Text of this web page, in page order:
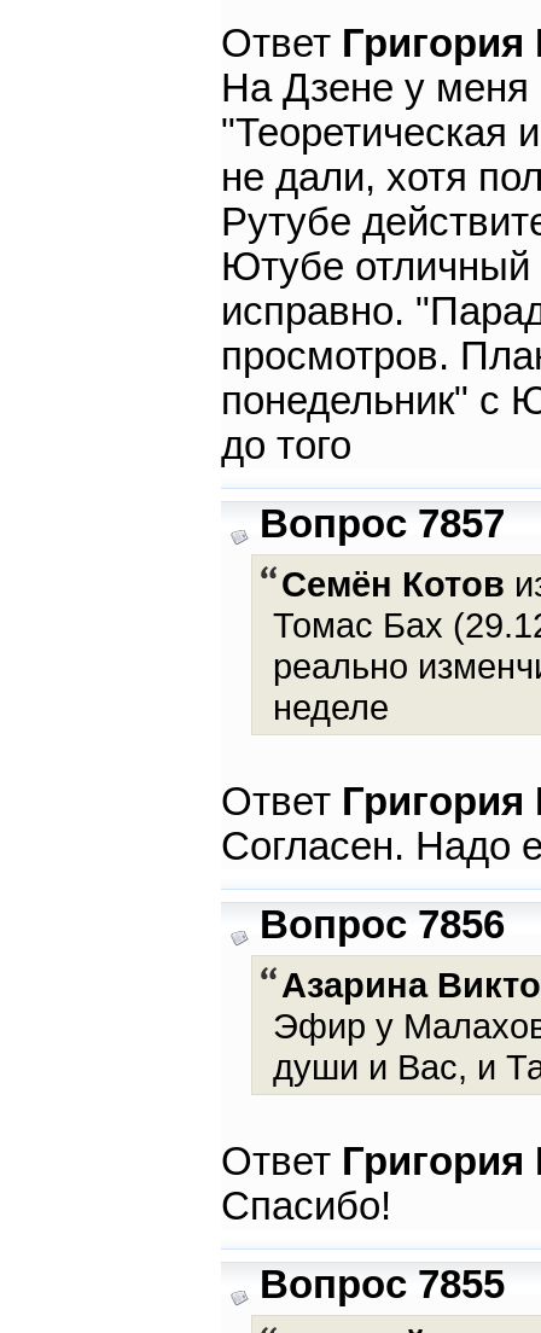
Ответ
На Дзене у
"Теоретическая
не дали, хотя
Рутубе
Ютубе отличный
исправно.
просмотров.
понедельник" с
до того
Вопрос 7857
Семён Котов
Томас Бах
реально
неделе
Ответ
Согласен. Надо
Вопрос 7856
Азарина
Эфир у
души и Вас, и
Ответ
Спасибо!
Вопрос 7855